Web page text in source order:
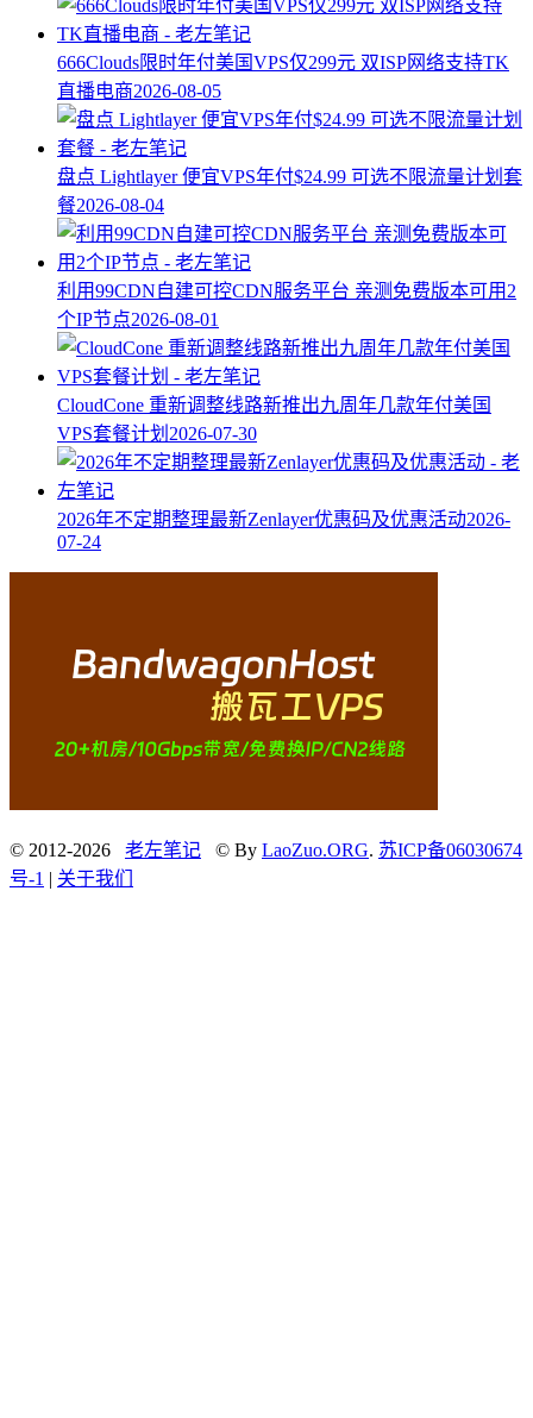
666Clouds限时年付美国VPS仅299元 双ISP网络支持TK
直播电商2026-08-05
盘点 Lightlayer 便宜VPS年付$24.99 可选不限流量计划套
餐2026-08-04
利用99CDN自建可控CDN服务平台 亲测免费版本可用2
个IP节点2026-08-01
CloudCone 重新调整线路新推出九周年几款年付美国
VPS套餐计划 2026-07-30
2026年不定期整理最新Zenlayer优惠码及优惠活动2026-
07-24
© 2012-2026 老左笔记 © By LaoZuo.ORG. 苏ICP备06030674
号-1 | 关于我们